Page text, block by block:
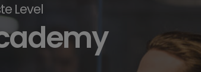
Level